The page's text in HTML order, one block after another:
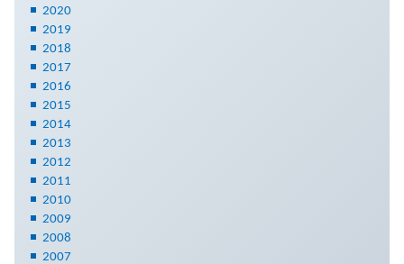
2020
2019
2018
2017
2016
2015
2014
2013
2012
2011
2010
2009
2008
2007